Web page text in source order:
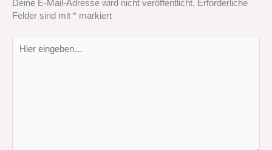
Deine E-Mail-Adresse wird nicht veröffentlicht. Erforderliche
Felder sind mit * markiert
eingeben…